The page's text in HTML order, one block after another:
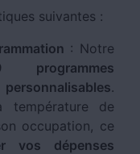
suivantes :
: Notre
programmes
.
température de
occupation, ce
vos dépenses